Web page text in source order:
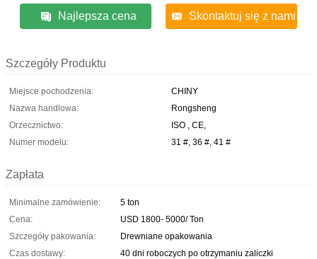
Najlepsza cena Skontaktuj się z nami
Szczegóły Produktu
Miejsce pochodzenia:
CHINY
Nazwa handlowa:
Rongsheng
Orzecznictwo:
ISO , CE,
Numer modelu:
31 #, 36 #, 41 #
Zapłata
Minimalne zamówienie:
5 ton
Cena:
USD 1800- 5000/ Ton
Szczegóły pakowania:
Drewniane opakowania
Czas dostawy:
40 dni roboczych po otrzymaniu zaliczki